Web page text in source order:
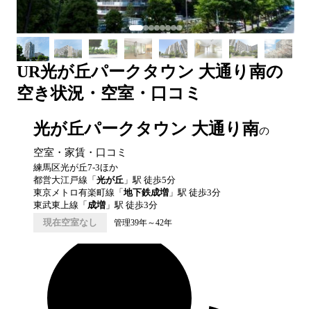
UR光が丘パークタウン 大通り南の
空き状況・空室・口コミ
光が丘パークタウン 大通り南の
空室・家賃・口コミ
練馬区光が丘7-3ほか
都営大江戸線 「 光が丘 」駅 徒歩5分
東京メトロ有楽町線 「 地下鉄成増 」駅 徒歩3分
東武東上線 「 成増 」駅 徒歩3分
現在空室なし
管理39年～42年